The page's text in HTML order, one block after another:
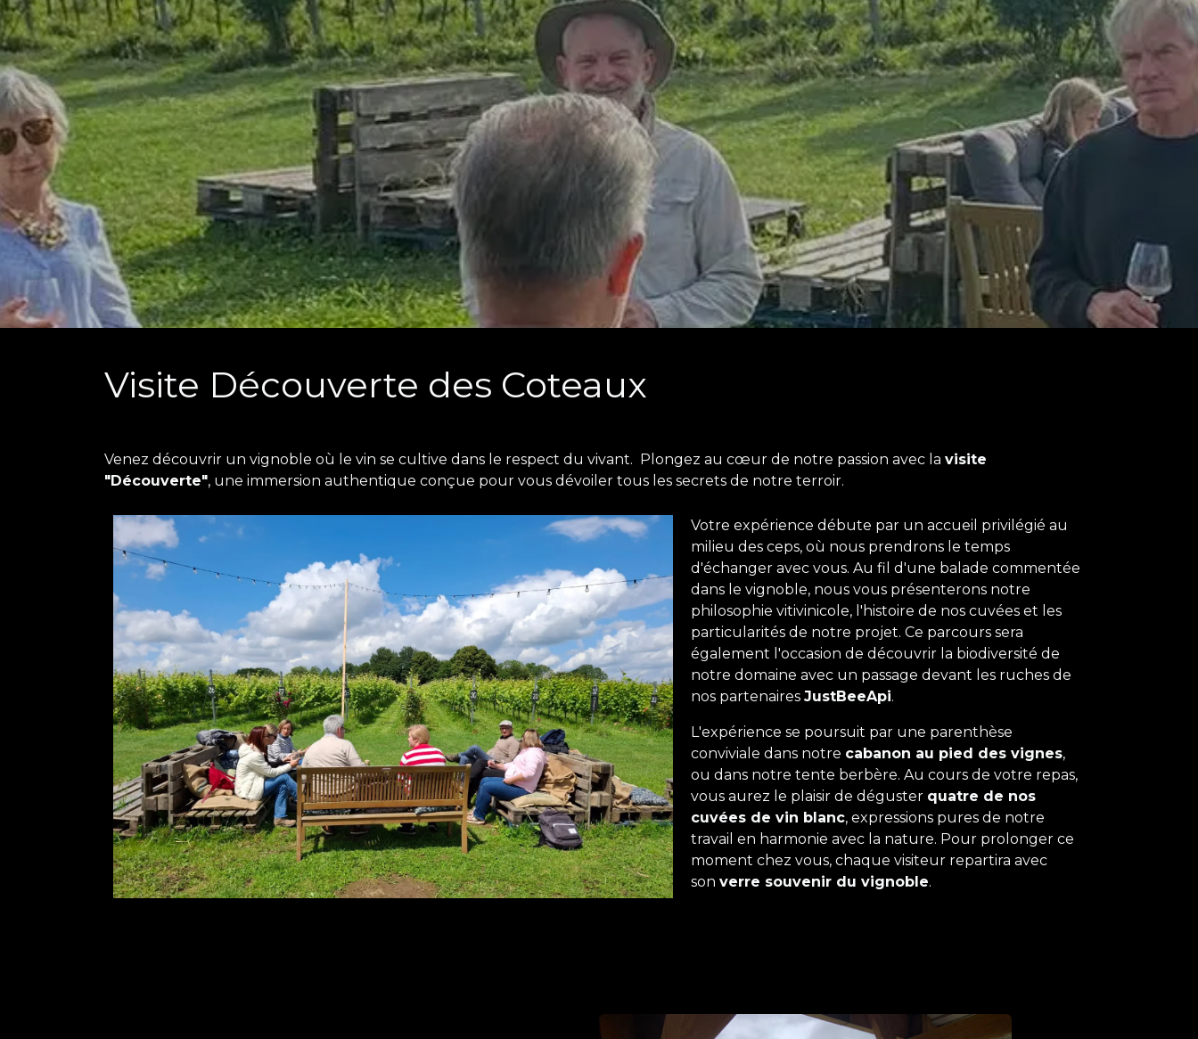
Visite Découverte des Coteaux
Venez découvrir un vignoble où le vin se cultive dans le respect du vivant. Plongez au cœur de notre passion avec la visite
"Découverte", une immersion authentique conçue pour vous dévoiler tous les secrets de notre terroir.
Votre expérience débute par un accueil privilégié au
milieu des ceps, où nous prendrons le temps
d'échanger avec vous. Au fil d'une balade commentée
dans le vignoble, nous vous présenterons notre
philosophie vitivinicole, l'histoire de nos cuvées et les
particularités de notre projet. Ce parcours sera
également l'occasion de découvrir la biodiversité de
notre domaine avec un passage devant les ruches de
nos partenaires JustBeeApi.
L'expérience se poursuit par une parenthèse
conviviale dans notre cabanon au pied des vignes,
ou dans notre tente berbère. Au cours de votre repas,
vous aurez le plaisir de déguster quatre de nos
cuvées de vin blanc, expressions pures de notre
travail en harmonie avec la nature. Pour prolonger ce
moment chez vous, chaque visiteur repartira avec
son verre souvenir du vignoble.